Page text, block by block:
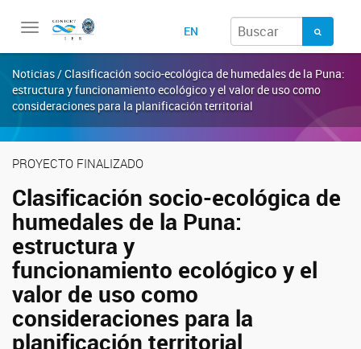
Toggle
EN
Noticias / Clasificación socio-ecológica de humedales de la Puna:
estructura y funcionamiento ecológico y el valor de uso como
consideraciones para la planificación territorial
PROYECTO FINALIZADO
Clasificación socio-ecológica de
humedales de la Puna:
estructura y
funcionamiento ecológico y el
valor de uso como
consideraciones para la
planificación territorial